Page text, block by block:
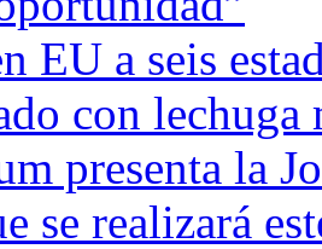
EU a seis
con lechuga
presenta la
se realizará